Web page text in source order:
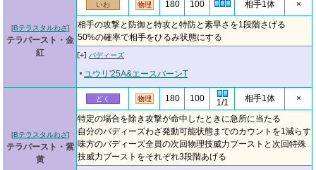
[Bテラスタルわざ]
テラバースト・金
紅
いわ 物理 180 100 相手1体 ×
相手の攻撃と防御と特攻と特防と素早さを1段階さげる
50%の確率で相手をひるみ状態にする
バディーズ
ユウリ'25A&エースバーンT
[Bテラスタルわざ]
テラバースト・紫
黄
どく 物理 180 100 1/1 相手1体 ×
特定の場合を除き攻撃が命中したときに急所に当たる
自分のバディーズわざ発動可能状態までのカウントを1減らす
味方のバディーズ全員の次回物理技威力ブーストと次回特殊
技威力ブーストをそれぞれ3段階あげる